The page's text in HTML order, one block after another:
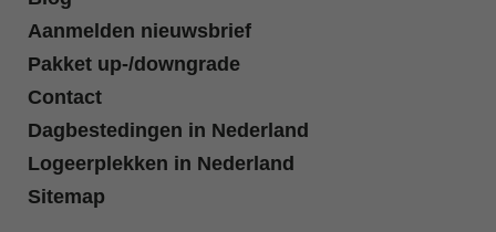
Aanmelden nieuwsbrief
Pakket up-/downgrade
Contact
Dagbestedingen in Nederland
Logeerplekken in Nederland
Sitemap